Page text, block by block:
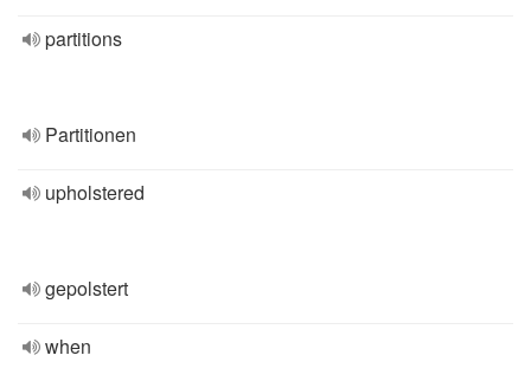
partitions
Partitionen
upholstered
gepolstert
when